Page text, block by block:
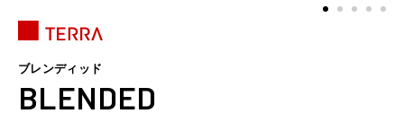
ブレンディッド
BLENDED